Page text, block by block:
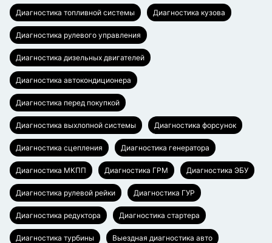
Диагностика топливной системы Диагностика кузова
Диагностика рулевого управления
Диагностика дизельных двигателей
Диагностика автокондиционера
Диагностика перед покупкой
Диагностика выхлопной системы Диагностика форсунок
Диагностика сцепления Диагностика генератора
Диагностика МКПП Диагностика ГРМ Диагностика ЭБУ
Диагностика рулевой рейки Диагностика ГУР
Диагностика редуктора Диагностика стартера
Диагностика турбины Выездная диагностика авто